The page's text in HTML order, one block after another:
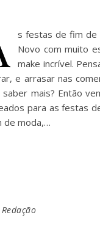
s festas de fim de
Novo com muito
make incrível.
e arrasar nas
saber mais? Então
para as festas
de moda,…
Redação